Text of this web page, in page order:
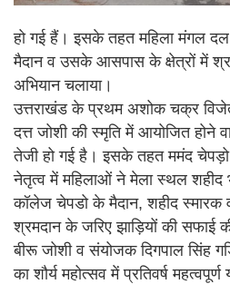
हो गई हैं। इसके तहत महिला मंगल
मैदान व उसके आसपास के क्षेत्रों में
अभियान चलाया।
उत्तराखंड के प्रथम अशोक चक्र
दत्त जोशी की स्मृति में आयोजित होने
तेजी हो गई है। इसके तहत ममंद
नेतृत्व में महिलाओं ने मेला स्थल शहीद
कॉलेज चेपडो के मैदान, शहीद
श्रमदान के जरिए झाड़ियों की सफाई
बीरू जोशी व संयोजक दिगपाल सिंह
का शौर्य महोत्सव में प्रतिवर्ष